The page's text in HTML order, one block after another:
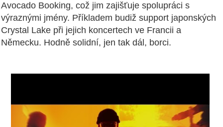
Avocado Booking, což jim zajišťuje spolupráci s
výraznými jmény. Příkladem budiž support japonských
Crystal Lake při jejich koncertech ve Francii a
Německu. Hodně solidní, jen tak dál, borci.